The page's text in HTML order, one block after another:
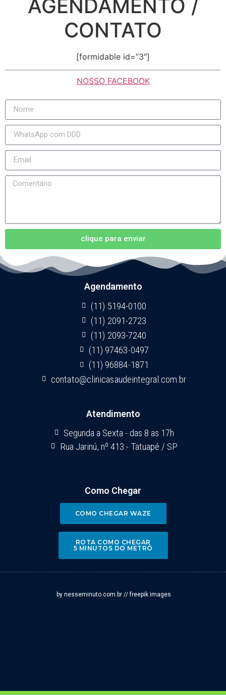
AGENDAMENTO /
CONTATO
[formidable id=”3″]
NOSSO FACEBOOK
clique para enviar
Agendamento
(11) 5194-0100
(11) 2091-2723
(11) 2093-7240
(11) 97463-0497
(11) 96884-1871
contato@clinicasaudeintegral.com.br
Atendimento
Segunda a Sexta - das 8 as 17h
Rua Jarinú, nº 413 - Tatuapé / SP
Como Chegar
COMO CHEGAR WAZE
ROTA COMO CHEGAR
5 MINUTOS DO METRÔ
by nesseminuto.com.br // freepik images